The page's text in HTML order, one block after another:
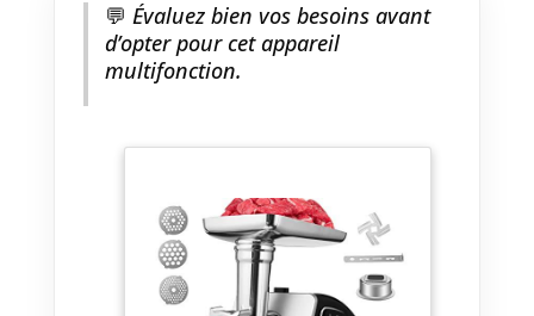
💬 Évaluez bien vos besoins avant
d’opter pour cet appareil
multifonction.